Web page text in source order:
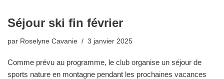
Séjour ski fin février
par Roselyne Cavanie 3 janvier 2025
Comme prévu au programme, le club organise un séjour de
sports nature en montagne pendant les prochaines vacances